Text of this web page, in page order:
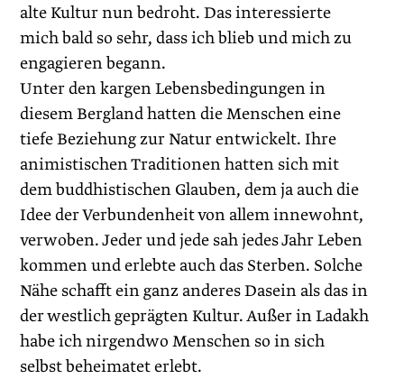
alte Kultur nun bedroht. Das interessierte
mich bald so sehr, dass ich blieb und mich zu
engagieren begann.
Unter den kargen Lebensbedingungen in
diesem Bergland hatten die Menschen eine
tiefe Beziehung zur Natur entwickelt. Ihre
animistischen Traditionen hatten sich mit
dem buddhistischen Glauben, dem ja auch die
Idee der Verbundenheit von allem innewohnt,
verwoben. Jeder und jede sah jedes Jahr Leben
kommen und erlebte auch das Sterben. Solche
Nähe schafft ein ganz anderes Dasein als das in
der westlich geprägten Kultur. Außer in Ladakh
habe ich nirgendwo Menschen so in sich
selbst beheimatet erlebt.